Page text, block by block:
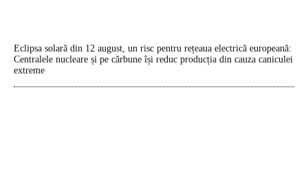
Eclipsa solară din 12 august, un risc pentru rețeaua electrică europeană:
Centralele nucleare și pe cărbune își reduc producția din cauza caniculei
extreme